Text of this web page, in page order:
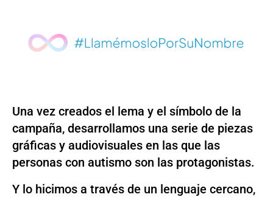
Una vez creados el lema y el símbolo de la
campaña, desarrollamos una serie de piezas
gráficas y audiovisuales en las que las
personas con autismo son las protagonistas.
Y lo hicimos a través de un lenguaje cercano,